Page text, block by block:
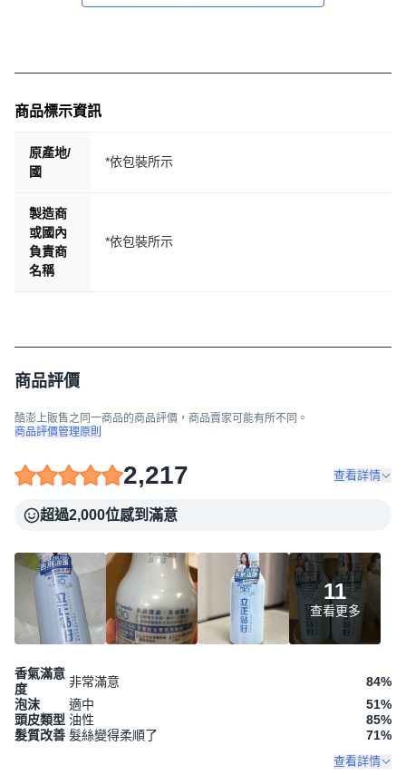
商品標示資訊
原產地/
國
*依包裝所示
製造商
或國內
負責商
名稱
*依包裝所示
商品評價
酷澎上販售之同一商品的商品評價，商品賣家可能有所不同。
商品評價管理原則
2,217 查看詳情
超過2,000位感到滿意
11
查看更多
香氣滿意
度
非常滿意 84%
泡沫
適中 51%
頭皮類型 油性 85%
髮質改善 髮絲變得柔順了 71%
查看詳情